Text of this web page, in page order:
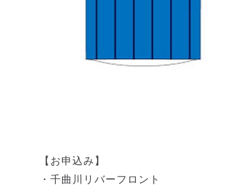
【お申込み】
・千曲川リバーフロント